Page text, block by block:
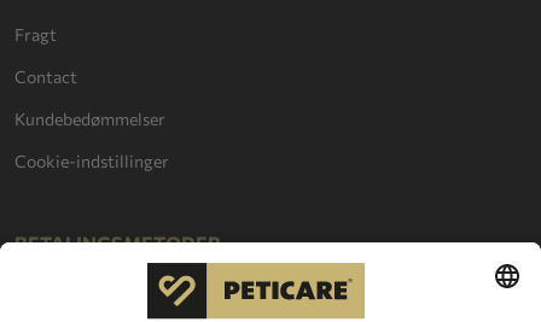
Fragt
Contact
Kundebedømmelser
Cookie-indstillinger
BETALINGSMETODER